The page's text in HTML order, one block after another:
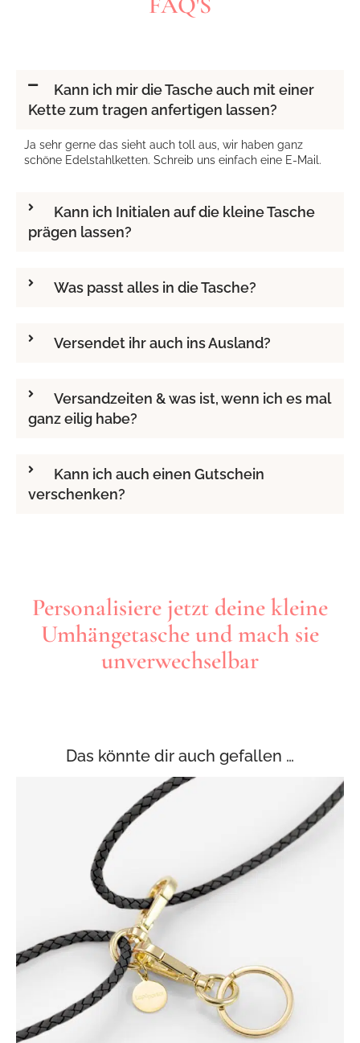
Kann ich mir die Tasche auch mit einer
Kette zum tragen anfertigen lassen?
Ja sehr gerne das sieht auch toll aus, wir haben ganz
schöne Edelstahlketten. Schreib uns einfach eine E-Mail.
Kann ich Initialen auf die kleine Tasche
prägen lassen?
Was passt alles in die Tasche?
Versendet ihr auch ins Ausland?
Versandzeiten & was ist, wenn ich es mal
ganz eilig habe?
Kann ich auch einen Gutschein
verschenken?
Personalisiere jetzt deine kleine
Umhängetasche und mach sie
unverwechselbar
Das könnte dir auch gefallen …